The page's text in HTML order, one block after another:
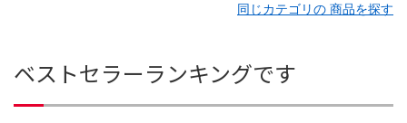
同じカテゴリの 商品を探す
ベストセラーランキングです